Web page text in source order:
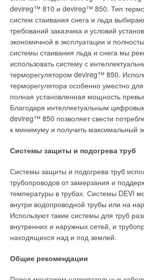
devireg™ 810 и devireg™ 850. Тип
систем стаивания снега и льда
требований заказчика и условий
экономичной в эксплуатации и
системы стаивания льда и снега мы
использовать систему с
терморегулятором devireg™ 850.
терморегулятора особенно уместно для
полная установленная мощность
Благодаря интеллектуальным
devireg™ 850 позволяет свести
к минимуму и получить максимальный
Системы защиты и подогрева труб
Системы защиты и подогрева труб
трубопроводов от замерзания и
температуры в трубах. Системы DEVI
внутри водопроводной трубы или на
Используют такие системы для труб
внутренних и наружных сетей, и
находящихся над и под землей.
Общие рекомендации